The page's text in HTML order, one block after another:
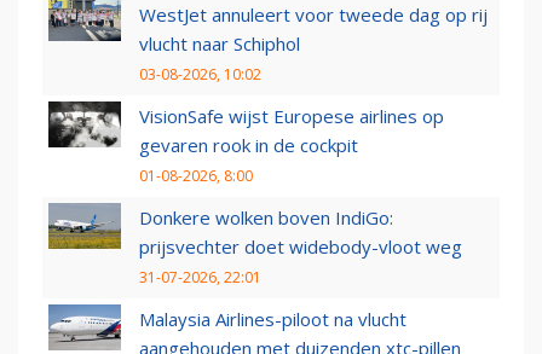
WestJet annuleert voor tweede dag op rij
vlucht naar Schiphol
03-08-2026, 10:02
VisionSafe wijst Europese airlines op
gevaren rook in de cockpit
01-08-2026, 8:00
Donkere wolken boven IndiGo:
prijsvechter doet widebody-vloot weg
31-07-2026, 22:01
Malaysia Airlines-piloot na vlucht
aangehouden met duizenden xtc-pillen